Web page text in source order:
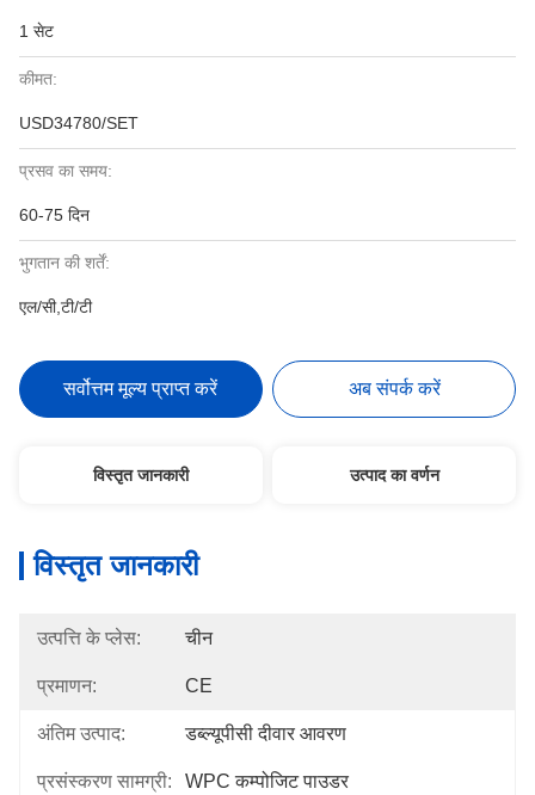
1 सेट
कीमत:
USD34780/SET
प्रसव का समय:
60-75 दिन
भुगतान की शर्तें:
एल/सी,टी/टी
सर्वोत्तम मूल्य प्राप्त करें अब संपर्क करें
विस्तृत जानकारी उत्पाद का वर्णन
विस्तृत जानकारी
उत्पत्ति के प्लेस: चीन
प्रमाणन: CE
अंतिम उत्पाद: डब्ल्यूपीसी दीवार आवरण
प्रसंस्करण सामग्री: WPC कम्पोजिट पाउडर